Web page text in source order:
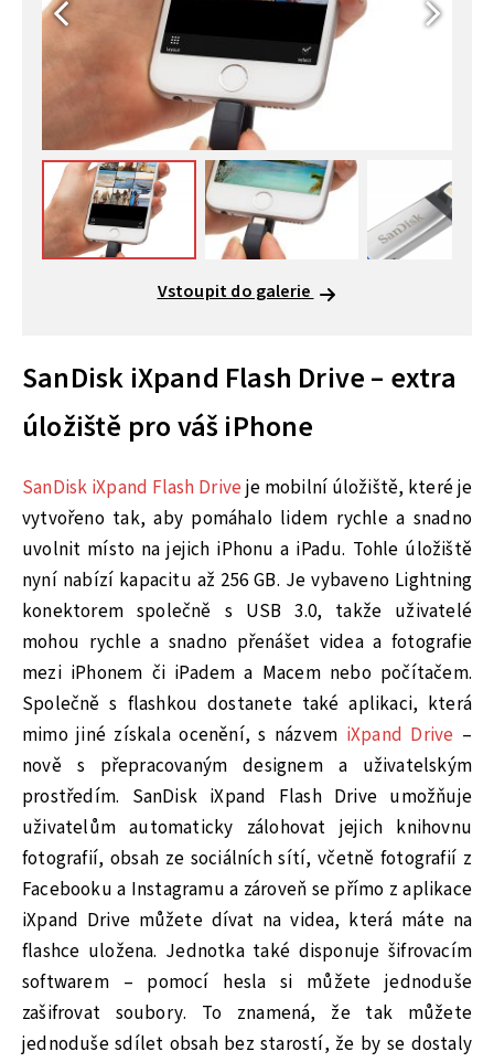
Vstoupit do galerie
SanDisk iXpand Flash Drive – extra
úložiště pro váš iPhone
SanDisk iXpand Flash Drive je mobilní úložiště, které je
vytvořeno tak, aby pomáhalo lidem rychle a snadno
uvolnit místo na jejich iPhonu a iPadu. Tohle úložiště
nyní nabízí kapacitu až 256 GB. Je vybaveno Lightning
konektorem společně s USB 3.0, takže uživatelé
mohou rychle a snadno přenášet videa a fotografie
mezi iPhonem či iPadem a Macem nebo počítačem.
Společně s flashkou dostanete také aplikaci, která
mimo jiné získala ocenění, s názvem iXpand Drive –
nově s přepracovaným designem a uživatelským
prostředím. SanDisk iXpand Flash Drive umožňuje
uživatelům automaticky zálohovat jejich knihovnu
fotografií, obsah ze sociálních sítí, včetně fotografií z
Facebooku a Instagramu a zároveň se přímo z aplikace
iXpand Drive můžete dívat na videa, která máte na
flashce uložena. Jednotka také disponuje šifrovacím
softwarem – pomocí hesla si můžete jednoduše
zašifrovat soubory. To znamená, že tak můžete
jednoduše sdílet obsah bez starostí, že by se dostaly